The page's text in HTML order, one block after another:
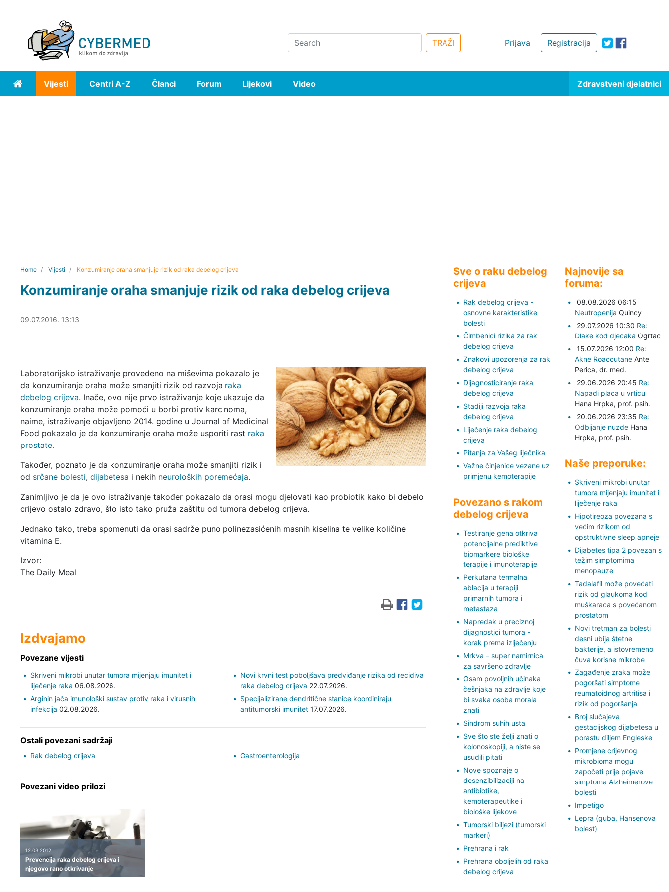
Registracija
Prijava
Search TRAŽI
Home Vijesti Centri A-Z Članci Forum Lijekovi Video Zdravstveni djelatnici
Home Vijesti Konzumiranje oraha smanjuje rizik od raka debelog crijeva
Konzumiranje oraha smanjuje rizik od raka debelog crijeva
09.07.2016. 14:33
09.07.2016. 13:13
Laboratorijsko istraživanje provedeno na miševima pokazalo je
da konzumiranje oraha može smanjiti rizik od razvoja raka
debelog crijeva. Inače, ovo nije prvo istraživanje koje ukazuje da
konzumiranje oraha može pomoći u borbi protiv karcinoma,
naime, istraživanje objavljeno 2014. godine u Journal of Medicinal
Food pokazalo je da konzumiranje oraha može usporiti rast raka
prostate.
Također, poznato je da konzumiranje oraha može smanjiti rizik i
od srčane bolesti, dijabetesa i nekih neuroloških poremećaja.
Zanimljivo je da je ovo istraživanje također pokazalo da orasi mogu djelovati kao probiotik kako bi debelo
crijevo ostalo zdravo, što isto tako pruža zaštitu od tumora debelog crijeva.
Jednako tako, treba spomenuti da orasi sadrže puno polinezasićenih masnih kiselina te velike količine
vitamina E.
Izvor:
The Daily Meal
Izdvajamo
Povezane vijesti
Skriveni mikrobi unutar tumora mijenjaju imunitet i
liječenje raka 06.08.2026.
Arginin jača imunološki sustav protiv raka i virusnih
infekcija 02.08.2026.
Novi krvni test poboljšava predviđanje rizika od recidiva
raka debelog crijeva 22.07.2026.
Specijalizirane dendritične stanice koordiniraju
antitumorski imunitet 17.07.2026.
Ostali povezani sadržaji
Rak debelog crijeva Gastroenterologija
Povezani video prilozi
12.03.2012.
Prevencija raka debelog crijeva i
njegovo rano otkrivanje
Sve o raku debelog
crijeva
Rak debelog crijeva -
osnovne karakteristike
bolesti
Čimbenici rizika za rak
debelog crijeva
Znakovi upozorenja za rak
debelog crijeva
Dijagnosticiranje raka
debelog crijeva
Stadiji razvoja raka
debelog crijeva
Liječenje raka debelog
crijeva
Pitanja za Vašeg liječnika
Važne činjenice vezane uz
primjenu kemoterapije
Povezano s rakom
debelog crijeva
Testiranje gena otkriva
potencijalne prediktive
biomarkere biološke
terapije i imunoterapije
Perkutana termalna
ablacija u terapiji
primarnih tumora i
metastaza
Napredak u preciznoj
dijagnostici tumora -
korak prema izlječenju
Mrkva – super namirnica
za savršeno zdravlje
Osam povoljnih učinaka
češnjaka na zdravlje koje
bi svaka osoba morala
znati
Sindrom suhih usta
Sve što ste želji znati o
kolonoskopiji, a niste se
usudili pitati
Nove spoznaje o
desenzibilizaciji na
antibiotike,
kemoterapeutike i
biološke lijekove
Tumorski biljezi (tumorski
markeri)
Prehrana i rak
Prehrana oboljelih od raka
debelog crijeva
Najnovije sa
foruma:
08.08.2026 06:15
Neutropenija Quincy
29.07.2026 10:30 Re:
Dlake kod djecaka Ogrtac
15.07.2026 12:00 Re:
Akne Roaccutane Ante
Perica, dr. med.
29.06.2026 20:45 Re:
Napadi placa u vrticu
Hana Hrpka, prof. psih.
20.06.2026 23:35 Re:
Odbijanje nuzde Hana
Hrpka, prof. psih.
Naše preporuke:
Skriveni mikrobi unutar
tumora mijenjaju imunitet i
liječenje raka
Hipotireoza povezana s
većim rizikom od
opstruktivne sleep apneje
Dijabetes tipa 2 povezan s
težim simptomima
menopauze
Tadalafil može povećati
rizik od glaukoma kod
muškaraca s povećanom
prostatom
Novi tretman za bolesti
desni ubija štetne
bakterije, a istovremeno
čuva korisne mikrobe
Zagađenje zraka može
pogoršati simptome
reumatoidnog artritisa i
rizik od pogoršanja
Broj slučajeva
gestacijskog dijabetesa u
porastu diljem Engleske
Promjene crijevnog
mikrobioma mogu
započeti prije pojave
simptoma Alzheimerove
bolesti
Impetigo
Lepra (guba, Hansenova
bolest)